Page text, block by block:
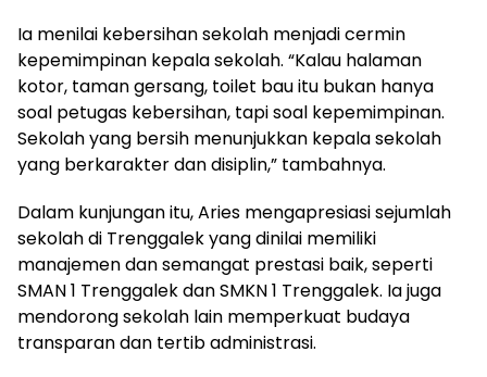
Ia menilai kebersihan sekolah menjadi cermin
kepemimpinan kepala sekolah. “Kalau halaman
kotor, taman gersang, toilet bau itu bukan hanya
soal petugas kebersihan, tapi soal kepemimpinan.
Sekolah yang bersih menunjukkan kepala sekolah
yang berkarakter dan disiplin,” tambahnya.
Dalam kunjungan itu, Aries mengapresiasi sejumlah
sekolah di Trenggalek yang dinilai memiliki
manajemen dan semangat prestasi baik, seperti
SMAN 1 Trenggalek dan SMKN 1 Trenggalek. Ia juga
mendorong sekolah lain memperkuat budaya
transparan dan tertib administrasi.